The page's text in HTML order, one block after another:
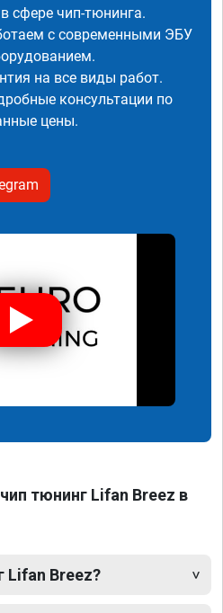
сфере чип-тюнинга.
с современными ЭБУ
на все виды работ.
консультации по
цены.
тюнинг Lifan Breez в
Lifan Breez?